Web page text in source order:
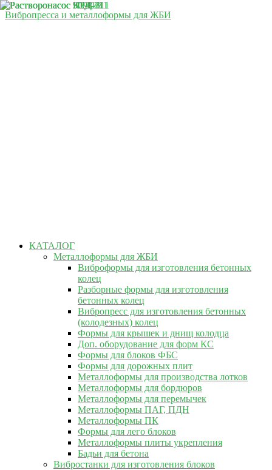
Вибропресса и металлоформы для ЖБИ
КАТАЛОГ
Металлоформы для ЖБИ
Виброформы для изготовления бетонных
колец
Разборные формы для изготовления
бетонных колец
Вибропресс для изготовления бетонных
(колодезных) колец
Формы для крышек и днищ колодца
Доп. оборудование для форм КС
Формы для блоков ФБС
Формы для дорожных плит
Металлоформы для производства лотков
Металлоформы для бордюров
Металлоформы для перемычек
Металлоформы ПАГ, ПДН
Металлоформы ПК
Формы для лего блоков
Металлоформы плиты укрепления
Бадьи для бетона
Вибростанки для изготовления блоков